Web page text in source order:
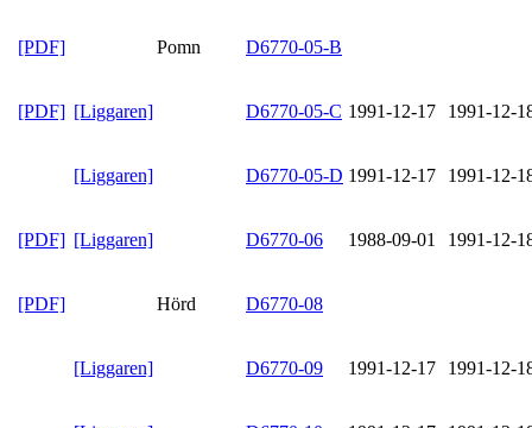
[PDF] Pomn D6770-05-B
[PDF] [Liggaren] D6770-05-C 1991-12-17 1991-12-
[Liggaren] D6770-05-D 1991-12-17 1991-12-
[PDF] [Liggaren] D6770-06 1988-09-01 1991-12-
[PDF] Hörd D6770-08
[Liggaren] D6770-09 1991-12-17 1991-12-